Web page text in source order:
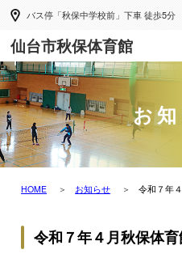
バス停「秋保中学校前」下車 徒歩5分
仙台市秋保体育館
お
HOME お知らせ 令和７年
令和７年４月秋保体